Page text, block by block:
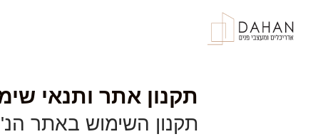
תקנון אתר ותנאי
תקנון השימוש באתר